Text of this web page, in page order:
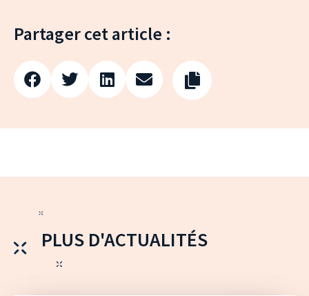
Partager cet article :
PLUS D'ACTUALITÉS